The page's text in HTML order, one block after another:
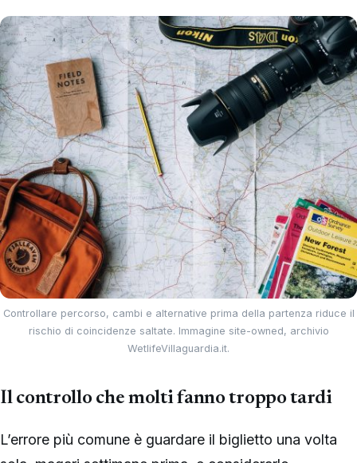
Controllare percorso, cambi e alternative prima della partenza riduce il
rischio di coincidenze saltate. Immagine site-owned, archivio
WetlifeVillaguardia.it.
Il controllo che molti fanno troppo tardi
L’errore più comune è guardare il biglietto una volta